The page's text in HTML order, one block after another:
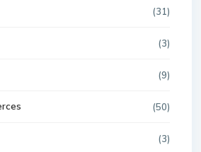
(31)
(3)
(9)
(50)
(3)